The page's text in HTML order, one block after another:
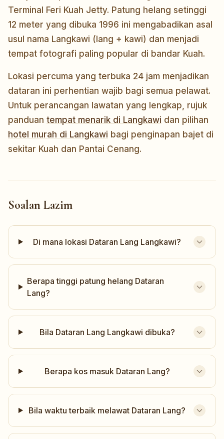
Terminal Feri Kuah Jetty. Patung helang setinggi
12 meter yang dibuka 1996 ini mengabadikan asal
usul nama Langkawi (lang + kawi) dan menjadi
tempat fotografi paling popular di bandar Kuah.
Lokasi percuma yang terbuka 24 jam menjadikan
dataran ini perhentian wajib bagi semua pelawat.
Untuk perancangan lawatan yang lengkap, rujuk
panduan tempat menarik di Langkawi dan pilihan
hotel murah di Langkawi bagi penginapan bajet di
sekitar Kuah dan Pantai Cenang.
Soalan Lazim
Di mana lokasi Dataran Lang Langkawi?
Berapa tinggi patung helang Dataran
Lang?
Bila Dataran Lang Langkawi dibuka?
Berapa kos masuk Dataran Lang?
Bila waktu terbaik melawat Dataran Lang?